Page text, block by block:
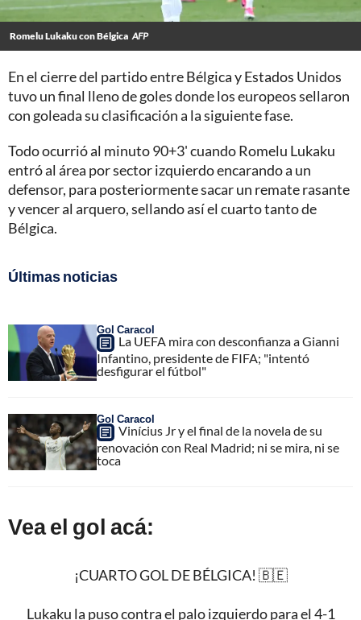
Romelu Lukaku con Bélgica AFP
En el cierre del partido entre Bélgica y Estados Unidos
tuvo un final lleno de goles donde los europeos sellaron
con goleada su clasificación a la siguiente fase.
Todo ocurrió al minuto 90+3' cuando Romelu Lukaku
entró al área por sector izquierdo encarando a un
defensor, para posteriormente sacar un remate rasante
y vencer al arquero, sellando así el cuarto tanto de
Bélgica.
Últimas noticias
Gol Caracol
La UEFA mira con desconfianza a Gianni
Infantino, presidente de FIFA; "intentó
desfigurar el fútbol"
Gol Caracol
Vinícius Jr y el final de la novela de su
renovación con Real Madrid; ni se mira, ni se
toca
Vea el gol acá:
¡CUARTO GOL DE BÉLGICA! 🇧🇪
Lukaku la puso contra el palo izquierdo para el 4-1